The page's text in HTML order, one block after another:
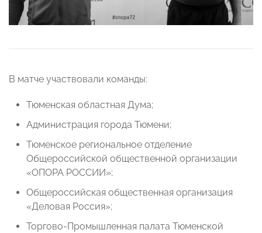
В матче участвовали команды:
Тюменская областная Дума;
Администрация города Тюмени;
Тюменское региональное отделение
Общероссийской общественной организации
«ОПОРА РОССИИ»;
Общероссийская общественная организация
«Деловая Россия»;
Торгово-Промышленная палата Тюменской